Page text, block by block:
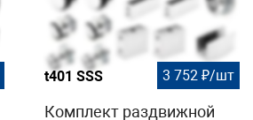
t401 SSS 3 752 ₽/шт
Комплект раздвижной